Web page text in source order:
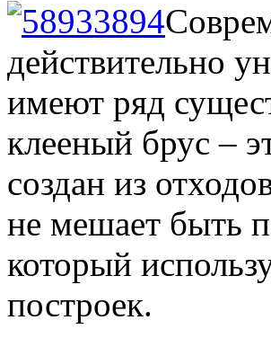
действительно
имеют ряд
клееный брус –
создан из
не мешает быть
который
построек.